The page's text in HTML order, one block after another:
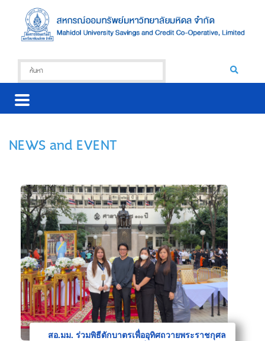
NEWS and EVENT
สอ.มม. ร่วมพิธีตักบาตรเพื่ออุทิศถวายพระราชกุศล